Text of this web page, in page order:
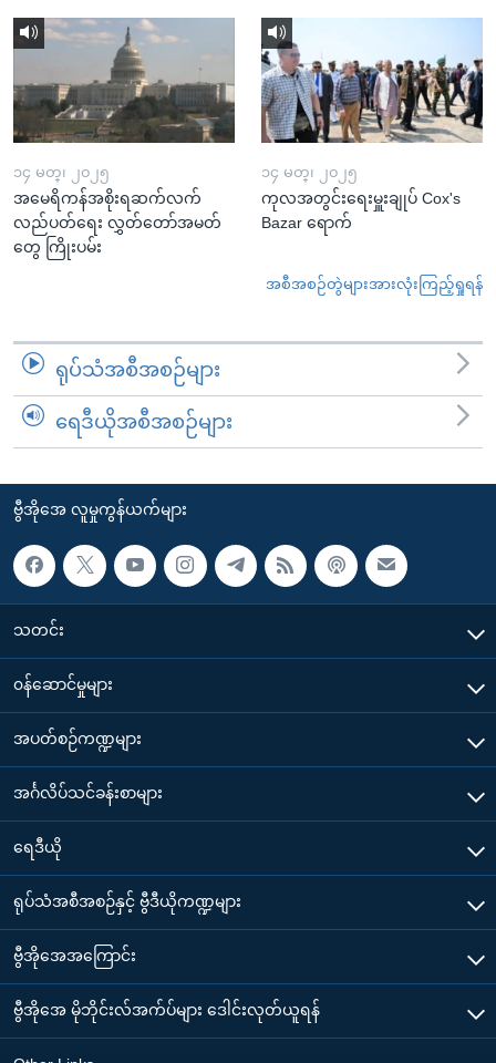
၁၄ မတ္၊ ၂၀၂၅
အမေရိကန်အစိုးရဆက်လက်
လည်ပတ်ရေး လွှတ်တော်အမတ်
တွေ ကြိုးပမ်း
၁၄ မတ္၊ ၂၀၂၅
ကုလအတွင်းရေးမှူးချုပ် Cox's
Bazar ရောက်
အစီအစဉ်တွဲများအားလုံးကြည့်ရှုရန်
ရုပ်သံအစီအစဉ်များ
ရေဒီယိုအစီအစဉ်များ
ဗွီအိုအေ လူမှုကွန်ယက်များ
သတင်း
၀န်ဆောင်မှုများ
အပတ်စဉ်ကဏ္ဍများ
အင်္ဂလိပ်သင်ခန်းစာများ
ရေဒီယို
ရုပ်သံအစီအစဉ်နှင့် ဗွီဒီယိုကဏ္ဍများ
ဗွီအိုအေအကြောင်း
ဗွီအိုအေ မိုဘိုင်းလ်အက်ပ်များ ဒေါင်းလုတ်ယူရန်